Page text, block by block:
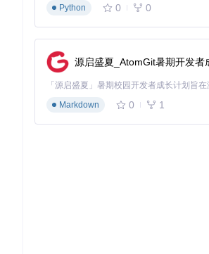
执行机构：16路气动夹爪
void sortMaterial(int
// 根据物料类型选择不同夹爪力度
Python
0 0
源启盛夏_AtomGit暑期开发者
Markdown
0 1